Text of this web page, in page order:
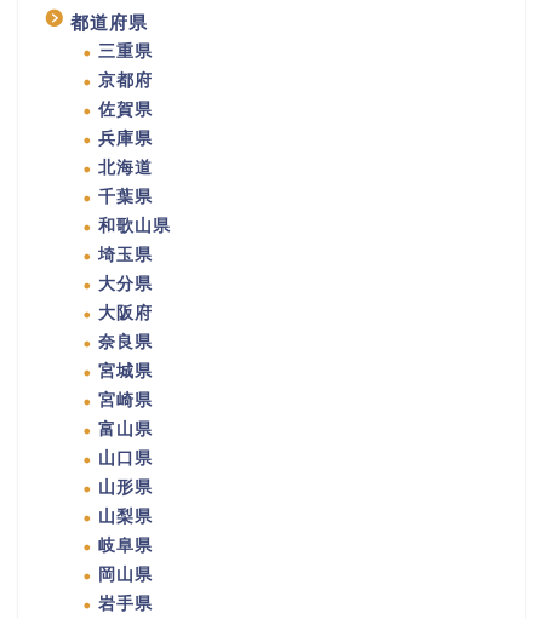
都道府県
三重県
京都府
佐賀県
兵庫県
北海道
千葉県
和歌山県
埼玉県
大分県
大阪府
奈良県
宮城県
宮崎県
富山県
山口県
山形県
山梨県
岐阜県
岡山県
岩手県